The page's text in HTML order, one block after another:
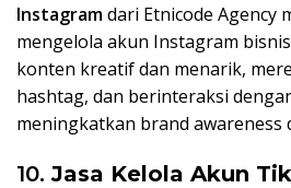
Instagramdari Etnicode Agency
mengelola akun Instagram
konten kreatif dan menarik,
hashtag, dan berinteraksi
meningkatkan brand awareness
10.Jasa Kelola Akun